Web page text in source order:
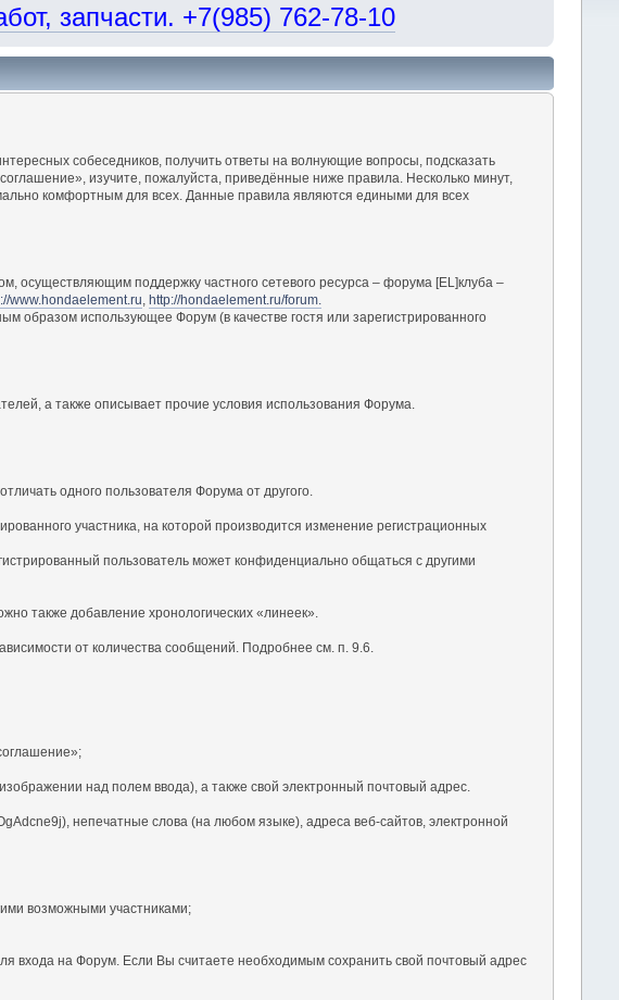
запчасти. +7(985) 762-78-10
собеседников, получить ответы на волнующие вопросы, подсказать
изучите, пожалуйста, приведённые ниже правила. Несколько минут,
комфортным для всех. Данные правила являются едиными для всех
осуществляющим поддержку частного сетевого ресурса – форума [EL]клуба –
www.hondaelement.ru http://hondaelement.ru/forum.
использующее Форум (в качестве гостя или зарегистрированного
а также описывает прочие условия использования Форума.
одного пользователя Форума от другого.
участника, на которой производится изменение регистрационных
пользователь может конфиденциально общаться с другими
также добавление хронологических «линеек».
от количества сообщений. Подробнее см. п. 9.6.
над полем ввода), а также свой электронный почтовый адрес.
непечатные слова (на любом языке), адреса веб-сайтов, электронной
возможными участниками;
входа на Форум. Если Вы считаете необходимым сохранить свой почтовый адрес